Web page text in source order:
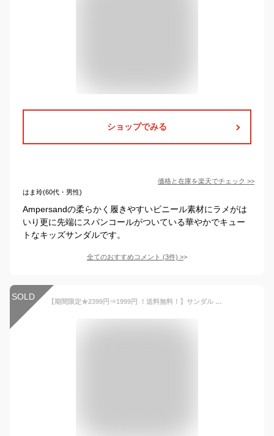
ショップでみる
価格と在庫を楽天でチェック >>
はま玲(60代・男性)
Ampersandの柔らかく履きやすいビニール素材にラメがは
いり更に先端にスパンコールがついている華やかでキュー
トなキッズサンダルです。
全てのおすすめコメント (3件) >
SOLD 【期間限定★2399円⇒1999円 ！送料無料！】サンダル キッズ 女の子 キラキラグラデーションが ジュニア スポーツサンダル スニーカー シューズかわいい 子供靴 かわいい ベビー キッズサンダル ウォーターシューズ 遊び着 屈曲性 ビーチ 子ども アウトドア 真夏靴蒸れにくい